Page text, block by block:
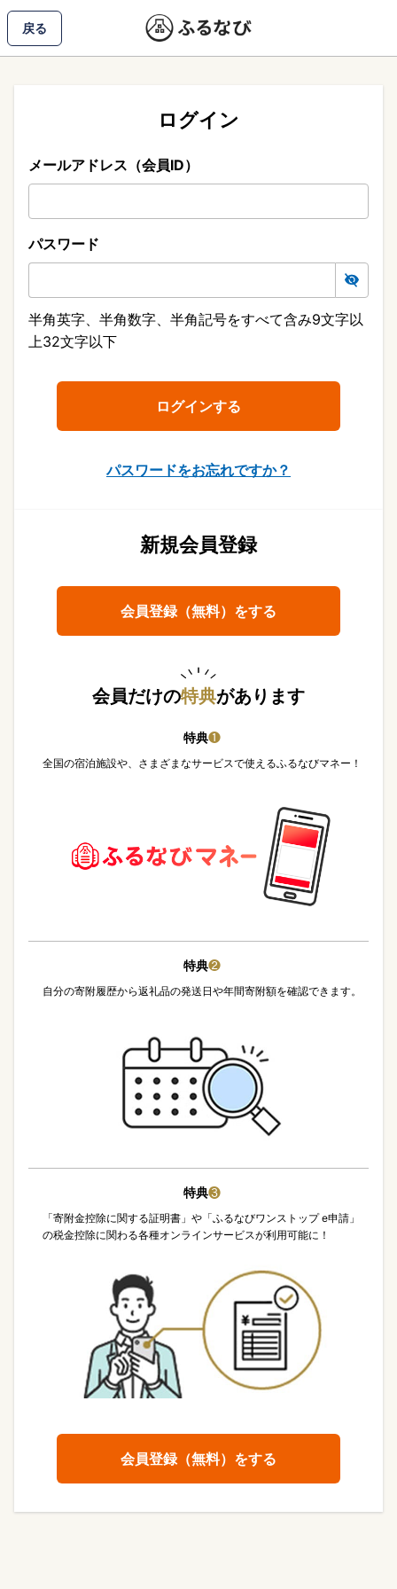
戻る
ログイン
メールアドレス（会員ID）
パスワード
半角英字、半角数字、半角記号をすべて含み9文字以
上32文字以下
パスワードをお忘れですか？
新規会員登録
会員登録（無料）をする
会員だけの特典があります
特典❶
全国の宿泊施設や、さまざまなサービスで使えるふるなびマネー！
特典❷
自分の寄附履歴から返礼品の発送日や年間寄附額を確認できます。
特典❸
「寄附金控除に関する証明書」や「ふるなびワンストップ e申請」
の税金控除に関わる各種オンラインサービスが利用可能に！
会員登録（無料）をする